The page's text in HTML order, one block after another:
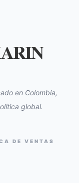
en Colombia,
global.
DE VENTAS